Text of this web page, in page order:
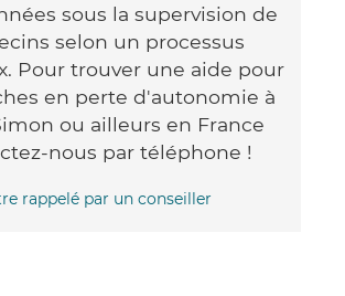
sous la supervision de
selon un processus
Pour trouver une aide pour
en perte d'autonomie à
ou ailleurs en France
nous par téléphone !
rappelé par un conseiller